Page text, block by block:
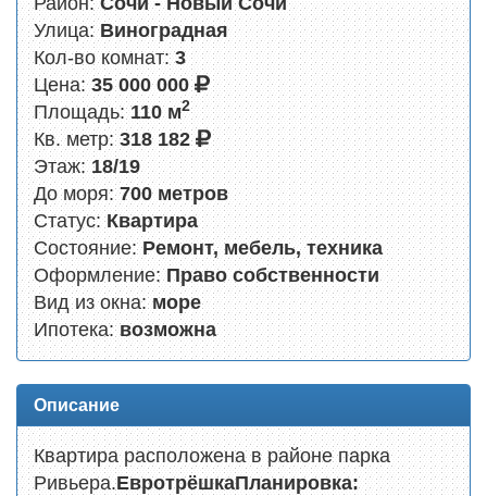
Улица:Виноградная
Кол-во комнат:3
Цена:35 000 000
Площадь:110 м2
Кв. метр:318 182
Этаж: 18/19
До моря:700 метров
Статус:Квартира
Состояние:Ремонт, мебель, техника
Оформление:Право собственности
Вид из окна:море
Ипотека:возможна
Описание
Квартира расположена в районе парка
Ривьера.ЕвротрёшкаПланировка: